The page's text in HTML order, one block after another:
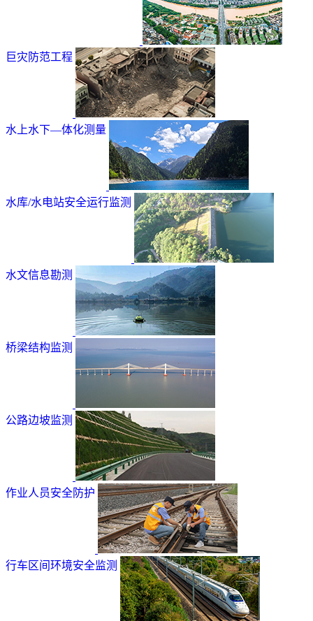
巨灾防范工程
水上水下—体化测量
水库/水电站安全运行监测
水文信息勘测
桥梁结构监测
公路边坡监测
作业人员安全防护
行车区间环境安全监测